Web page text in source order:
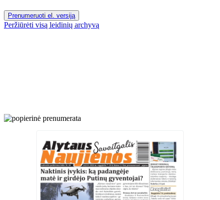
Prenumeruoti el. versiją
Peržiūrėti visą leidinių archyvą